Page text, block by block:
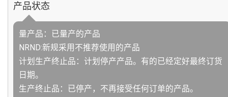
产品状态
量产品：已量产的产品
NRND:新规采用不推荐使用的产品
计划生产终止品：计划停产产品。有的已经定好最终订货
日期。
生产终止品：已停产，不再接受任何订单的产品。